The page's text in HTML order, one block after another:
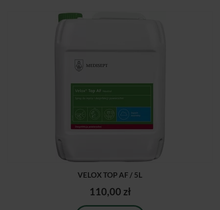
VELOX TOP AF / 5L
110,00 zł